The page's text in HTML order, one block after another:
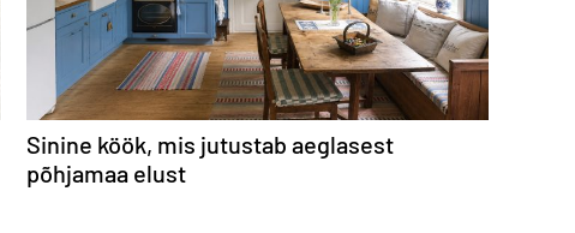
Sinine köök, mis jutustab aeglasest
põhjamaa elust